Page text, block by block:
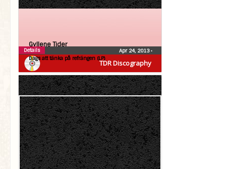
TDR Discography
Gyllene Tider
Dags att tänka på refrängen (LP)
Apr 24, 2013•
Details